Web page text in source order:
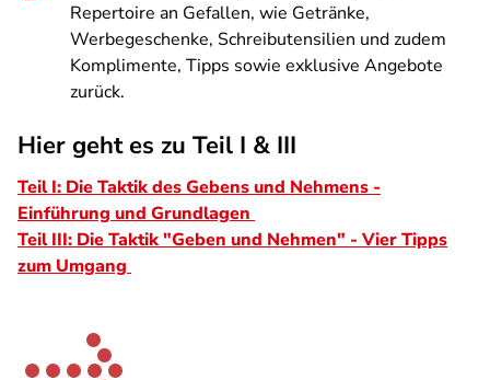
Repertoire an Gefallen, wie Getränke,
Werbegeschenke, Schreibutensilien und zudem
Komplimente, Tipps sowie exklusive Angebote
zurück.
Hier geht es zu Teil I & III
Teil I: Die Taktik des Gebens und Nehmens -
Einführung und Grundlagen
Teil III: Die Taktik "Geben und Nehmen" - Vier Tipps
zum Umgang